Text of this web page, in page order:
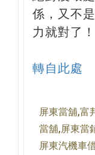
係，又不
力就對了！
轉自此處
屏東當舖,富
當舖,屏東當
屏東汽機車